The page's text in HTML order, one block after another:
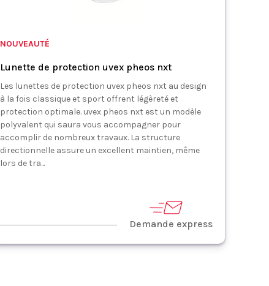
NOUVEAUTÉ
Lunette de protection uvex pheos nxt
Les lunettes de protection uvex pheos nxt au design
à la fois classique et sport offrent légèreté et
protection optimale. uvex pheos nxt est un modèle
polyvalent qui saura vous accompagner pour
accomplir de nombreux travaux. La structure
directionnelle assure un excellent maintien, même
lors de tra...
Demande express